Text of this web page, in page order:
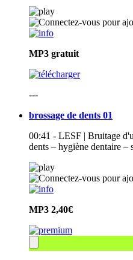
MP3 gratuit
---
brossage de dents 01
00:41 - LESF | Bruitage
dents – hygiène dentaire
MP3 2,40€